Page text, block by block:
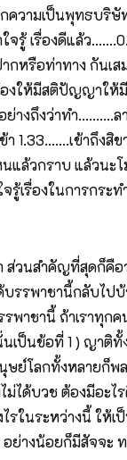
ความเป็นพุทธบริษั
รู้ เรื่องดีแล้ว
หรือท่าทาง กันเส
งให้มีสติปัญญาให้
างถึงว่าทำ..........
า 1.33…….เข้าถึงสิ
ล้วกราบ แล้วนะโ
รู้เรื่องในการกระ
ส่วนสำคัญที่สุดก็คือ
บรรพาชานี้กลับไป
รพาชานี้ ถ้าเราทุก
นเป็นข้อที่ 1 ) ญาติ
ษย์โลกทั้งหลายก็พ
ม่ได้บวช ต้องมีอะ
รในระหว่างนี้ ให้เ
างน้อยก็มีสัจจะ